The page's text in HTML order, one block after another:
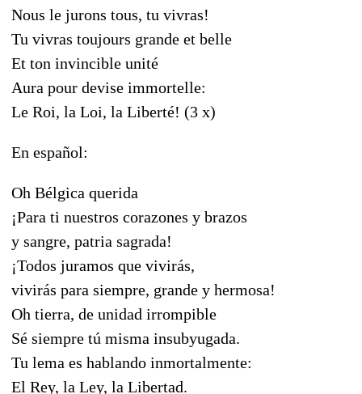
Nous le jurons tous, tu vivras!
Tu vivras toujours grande et belle
Et ton invincible unité
Aura pour devise immortelle:
Le Roi, la Loi, la Liberté! (3 x)
En español:
Oh Bélgica querida
¡Para ti nuestros corazones y brazos
y sangre, patria sagrada!
¡Todos juramos que vivirás,
vivirás para siempre, grande y hermosa!
Oh tierra, de unidad irrompible
Sé siempre tú misma insubyugada.
Tu lema es hablando inmortalmente:
El Rey, la Ley, la Libertad.